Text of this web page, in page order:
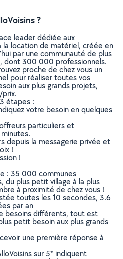
?
leader dédiée aux
location de matériel, créée en
par une communauté de plus
dont 300 000 professionnels.
proche de chez vous un
pour réaliser toutes vos
aux plus grands projets,
prix.
étapes :
votre besoin en quelques
particuliers et
depuis la messagerie privée et
!
!
: 35 000 communes
du plus petit village à la plus
à proximité de chez vous !
toutes les 10 secondes, 3.6
par an
besoins différents, tout est
petit besoin aux plus grands
une première réponse à
sur 5* indiquent